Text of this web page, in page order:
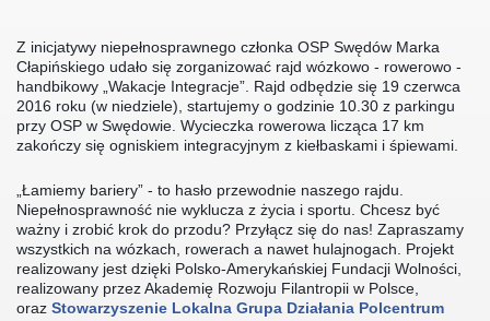
Z inicjatywy niepełnosprawnego członka OSP Swędów Marka
Cłapińskiego udało się zorganizować rajd wózkowo - rowerowo -
handbikowy „Wakacje Integracje”. Rajd odbędzie się 19 czerwca
2016 roku (w niedziele), startujemy o godzinie 10.30 z parkingu
przy OSP w Swędowie. Wycieczka rowerowa licząca 17 km
zakończy się ogniskiem integracyjnym z kiełbaskami i śpiewami.
„Łamiemy bariery” - to hasło przewodnie naszego rajdu.
Niepełnosprawność nie wyklucza z życia i sportu. Chcesz być
ważny i zrobić krok do przodu? Przyłącz się do nas! Zapraszamy
wszystkich na wózkach, rowerach a nawet hulajnogach. Projekt
realizowany jest dzięki Polsko-Amerykańskiej Fundacji Wolności,
realizowany przez Akademię Rozwoju Filantropii w Polsce,
oraz Stowarzyszenie Lokalna Grupa Działania Polcentrum
2016